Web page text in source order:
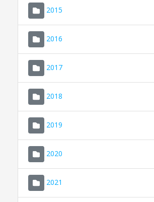
2015
2016
2017
2018
2019
2020
2021